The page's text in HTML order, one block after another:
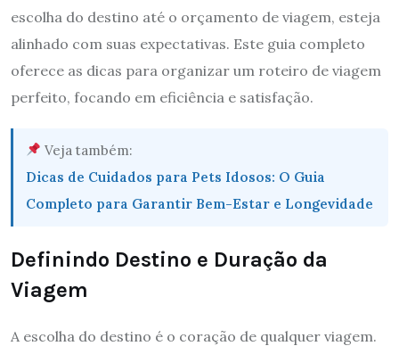
escolha do destino até o orçamento de viagem, esteja
alinhado com suas expectativas. Este guia completo
oferece as dicas para organizar um roteiro de viagem
perfeito, focando em eficiência e satisfação.
Veja também:
Dicas de Cuidados para Pets Idosos: O Guia
Completo para Garantir Bem-Estar e Longevidade
Definindo Destino e Duração da
Viagem
A escolha do destino é o coração de qualquer viagem.